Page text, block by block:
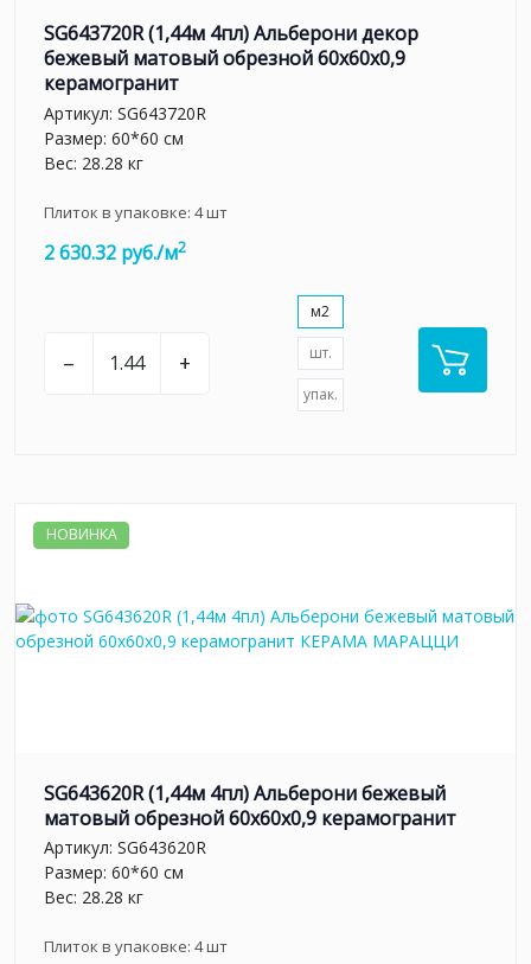
SG643720R (1,44м 4пл) Альберони декор
бежевый матовый обрезной 60x60x0,9
керамогранит
Артикул: SG643720R
Размер: 60*60 см
Вес: 28.28 кг
Плиток в упаковке: 4шт
2 630.32 руб./м2
– +
м2
шт.
упак.
НОВИНКА
SG643620R (1,44м 4пл) Альберони бежевый
матовый обрезной 60x60x0,9 керамогранит
Артикул: SG643620R
Размер: 60*60 см
Вес: 28.28 кг
Плиток в упаковке: 4шт